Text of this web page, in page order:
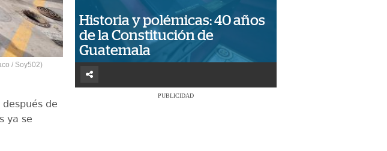
/ Soy502)
de
ya se
Historia y polémicas: 40 años
de la Constitución de
Guatemala
PUBLICIDAD